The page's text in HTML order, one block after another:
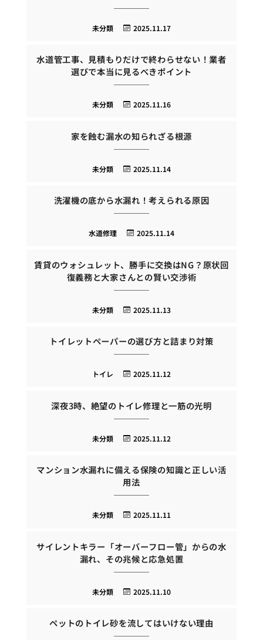
2025.11.17
未分類
水道管工事、見積もりだけで終わらせない！業者
選びで本当に見るべきポイント
2025.11.16
未分類
家を蝕む漏水の知られざる根源
2025.11.14
未分類
洗濯機の底から水漏れ！考えられる原因
2025.11.14
水道修理
賃貸のウォシュレット、勝手に交換はNG？原状回
復義務と大家さんとの賢い交渉術
2025.11.13
未分類
トイレットペーパーの選び方と詰まり対策
2025.11.12
トイレ
深夜3時、絶望のトイレ修理と一筋の光明
2025.11.12
未分類
マンション水漏れに備える保険の知識と正しい活
用法
2025.11.11
未分類
サイレントキラー「オーバーフロー管」からの水
漏れ、その兆候と応急処置
2025.11.10
未分類
ペットのトイレ砂を流してはいけない理由